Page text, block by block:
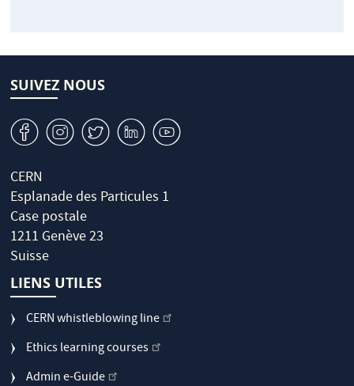
SUIVEZ NOUS
v J W M 1
CERN
Esplanade des Particules 1
Case postale
1211 Genève 23
Suisse
LIENS UTILES
CERN whistleblowing line
Ethics learning courses
Admin e-Guide